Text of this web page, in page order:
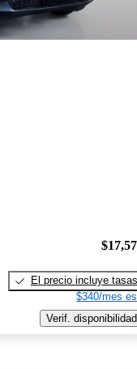
El precio incluye tasas
$340/mes
Verif. disponibilidad